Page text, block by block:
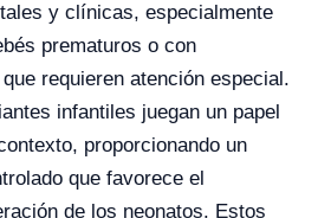
y clínicas, especialmente
prematuros o con
requieren atención especial.
infantiles juegan un papel
proporcionando un
que favorece el
de los neonatos. Estos